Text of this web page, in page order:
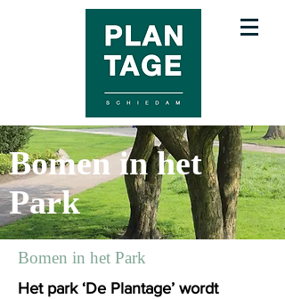
Bomen in het
Park
Bomen in het Park
Het park ‘De Plantage’ wordt